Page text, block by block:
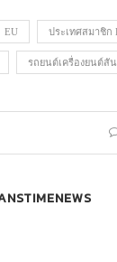
EU ประเทศสมาชิก
รถยนต์เครื่องยนต์สัน